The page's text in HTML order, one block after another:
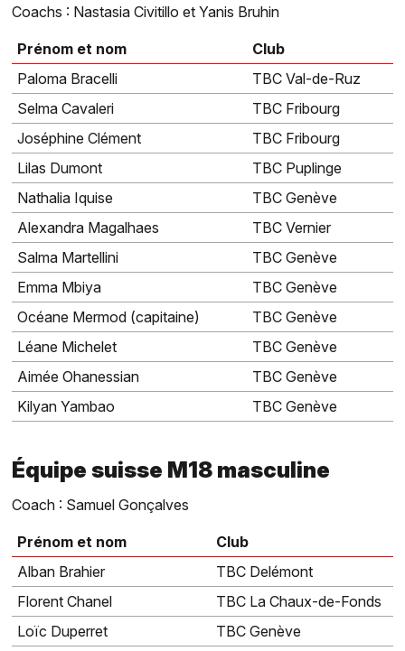
Coachs : Nastasia Civitillo et Yanis Bruhin
Prénom et nom
Club
Paloma Bracelli
TBC Val-de-Ruz
Selma Cavaleri
TBC Fribourg
Joséphine Clément
TBC Fribourg
Lilas Dumont
TBC Puplinge
Nathalia Iquise
TBC Genève
Alexandra Magalhaes
TBC Vernier
Salma Martellini
TBC Genève
Emma Mbiya
TBC Genève
Océane Mermod (capitaine)
TBC Genève
Léane Michelet
TBC Genève
Aimée Ohanessian
TBC Genève
Kilyan Yambao
TBC Genève
Équipe suisse M18 masculine
Coach : Samuel Gonçalves
Prénom et nom
Club
Alban Brahier
TBC Delémont
Florent Chanel
TBC La Chaux-de-Fonds
Loïc Duperret
TBC Genève